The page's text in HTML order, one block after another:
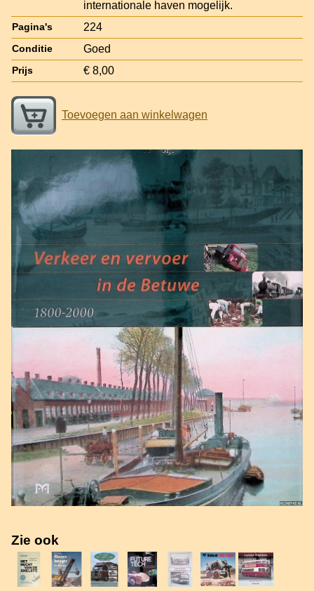
internationale haven mogelijk.
Pagina's 224
Conditie Goed
Prijs € 8,00
Toevoegen aan winkelwagen
Zie ook